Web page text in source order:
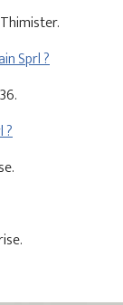
Sprl ?
?